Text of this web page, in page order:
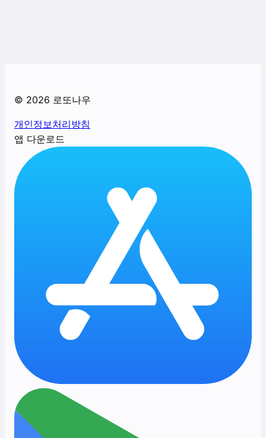
© 2026 로또나우
개인정보처리방침
앱 다운로드